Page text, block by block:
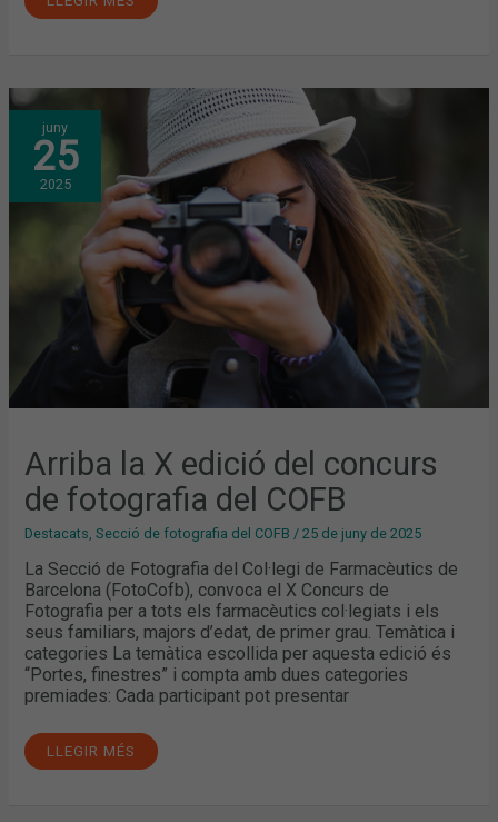
juny
25
2025
Arriba la X edició del concurs
de fotografia del COFB
Destacats ,Secció de fotografia del COFB /25 de juny de 2025
La Secció de Fotografia del Col·legi de Farmacèutics de
Barcelona (FotoCofb), convoca el X Concurs de
Fotografia per a tots els farmacèutics col·legiats i els
seus familiars, majors d’edat, de primer grau. Temàtica i
categories La temàtica escollida per aquesta edició és
“Portes, finestres” i compta amb dues categories
premiades: Cada participant pot presentar
ARRIBA
LA
X
EDICIÓ
DEL
CONCURS
DE
FOTOGRAFIA
COFB
LLEGIR MÉS